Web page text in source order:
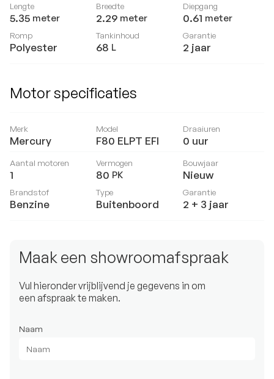
Lengte
5.35 meter
Breedte
2.29 meter
Diepgang
0.61 meter
Romp
Polyester
Tankinhoud
68 L
Garantie
2 jaar
Motor specificaties
Merk
Mercury
Model
F80 ELPT EFI
Draaiuren
0 uur
Aantal motoren
1
Vermogen
80 PK
Bouwjaar
Nieuw
Brandstof
Benzine
Type
Buitenboord
Garantie
2 + 3 jaar
Maak een showroomafspraak
Vul hieronder vrijblijvend je gegevens in om
een afspraak te maken.
Naam